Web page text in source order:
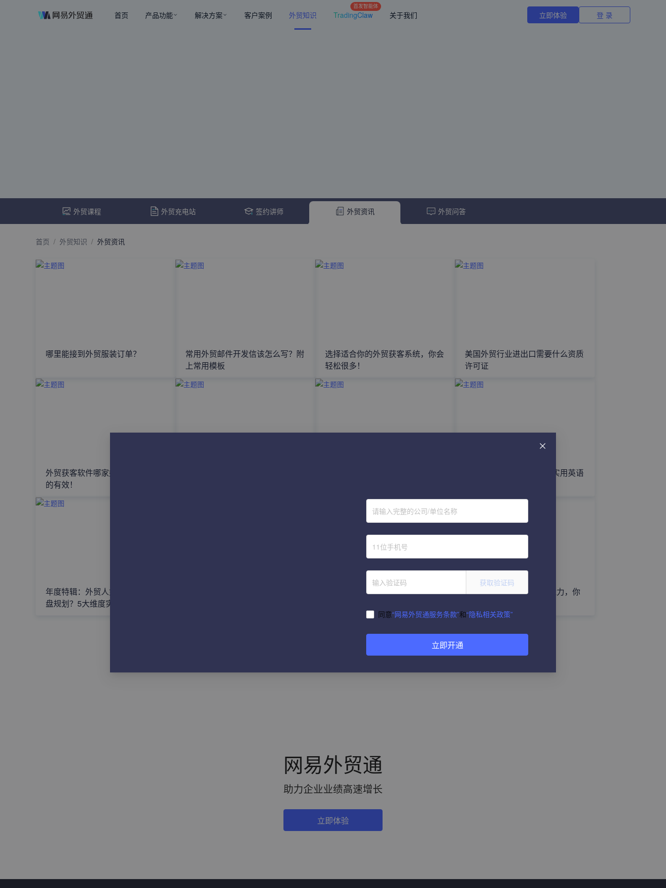
首页 产品功能 解决方案 客户案例 外贸知识 TradingClaw
首发智能体
关于我们 立即体验 登 录
外贸课程 外贸充电站 签约讲师 外贸资讯 外贸问答
首页 / 外贸知识 / 外贸资讯
哪里能接到外贸服装订单？
常用外贸邮件开发信该怎么写？附
上常用模板
选择适合你的外贸获客系统，你会
轻松很多！
美国外贸行业进出口需要什么资质
许可证
外贸获客软件哪家好？这个方法真
的有效！
外贸人该如何进行催款？实用英语
年度特辑：外贸人如何做好年度复
盘规划？5大维度实现业绩领跑！
人手一份！2024外贸营销日历火
外贸销售必备的8个基础能力，你
网易外贸通
助力企业业绩高速增长
立即体验
请输入完整的公司/单位名称
获取验证码
同意“网易外贸通服务条款”和“隐私相关政策”
立即开通